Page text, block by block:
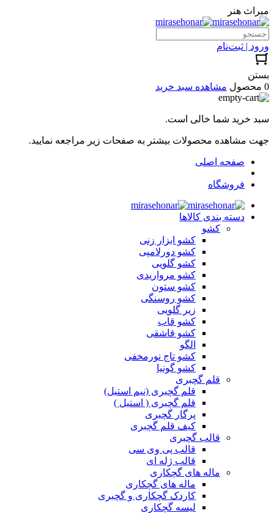
میراث هنر
ورود | ثبت‌نام
بستن
0 محصول
مشاهده سبد خرید
سبد خرید شما خالی است.
جهت مشاهده محصولات بیشتر به صفحات زیر مراجعه نمایید.
صفحه اصلی
فروشگاه
دسته بندی کالاها
کشو
کشو ابزار زنی
کشو دورلامپی
کشو گلویی
کشو مرواریدی
کشو ستون
کشو روسنگی
زیر گلویی
کشو قاب
کشو قاشقی
الگو
کشو تاج نورمخفی
کشو گونیا
قلم گچبری
قلم گچبری (نیم استیل)
قلم گچبری ( استیل )
پرگار گچبری
کیف قلم گچبری
قالب گچبری
قالب پی وی سی
قالب ژله ای
ماله های گچکاری
ماله های گچکاری
کاردک گچکاری و گچبری
لیسه گچکاری